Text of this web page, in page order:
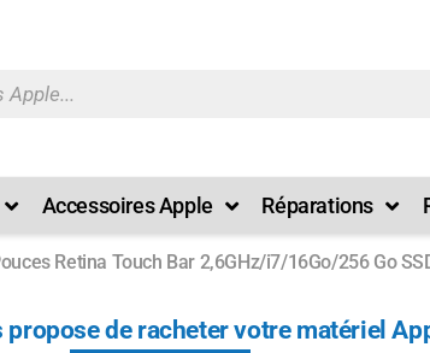
Accessoires Apple Réparations
Retina Touch Bar 2,6GHz/i7/16Go/256 Go
propose de racheter votre matériel